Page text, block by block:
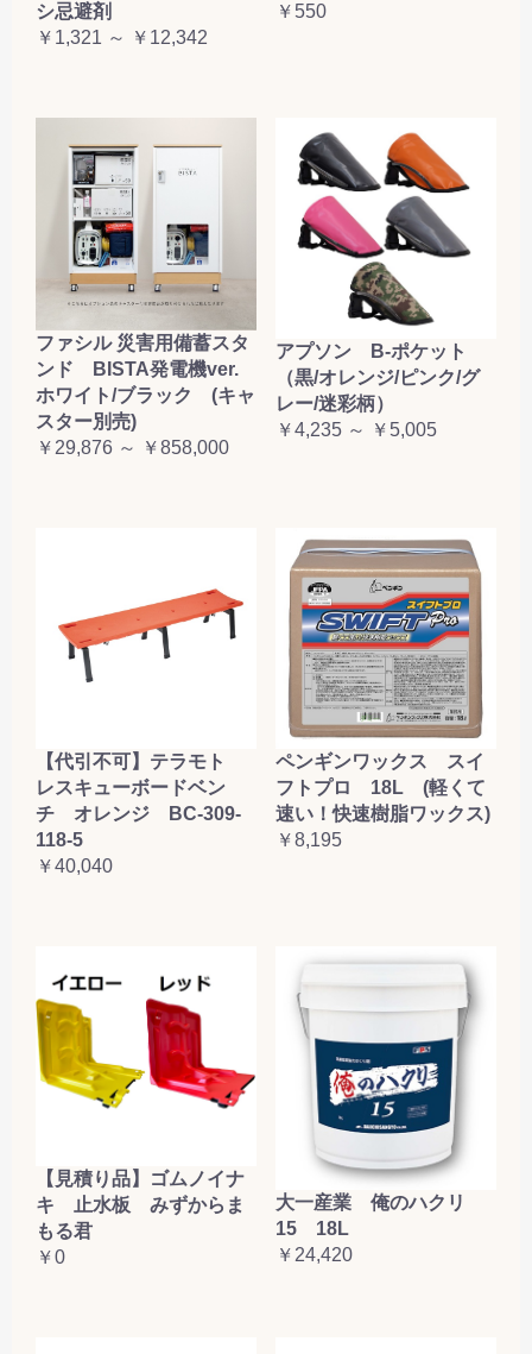
シ忌避剤
￥1,321 ～ ￥12,342
￥550
ファシル 災害用備蓄スタ
ンド BISTA発電機ver.
ホワイト/ブラック (キャ
スター別売)
￥29,876 ～ ￥858,000
アプソン B-ポケット
（黒/オレンジ/ピンク/グ
レー/迷彩柄）
￥4,235 ～ ￥5,005
【代引不可】テラモト
レスキューボードベン
チ オレンジ BC-309-
118-5
￥40,040
ペンギンワックス スイ
フトプロ 18L (軽くて
速い！快速樹脂ワックス)
￥8,195
【見積り品】ゴムノイナ
キ 止水板 みずからま
もる君
￥0
大一産業 俺のハクリ
15 18L
￥24,420